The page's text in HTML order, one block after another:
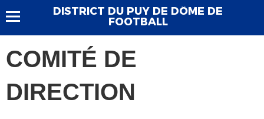
DISTRICT DU PUY DE DÔME DE
FOOTBALL
COMITÉ DE
DIRECTION